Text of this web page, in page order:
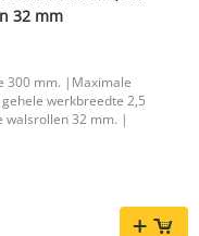
32 mm
300 mm. |Maximale
werkbreedte 2,5
32 mm. |